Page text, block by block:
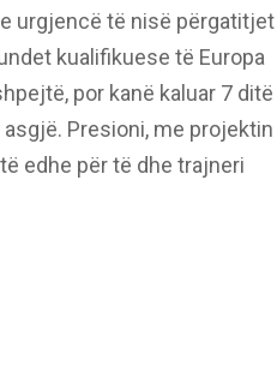
urgjencë të nisë përgatitjet
kualifikuese të Europa
por kanë kaluar 7 ditë
Presioni, me projektin
edhe për të dhe trajneri